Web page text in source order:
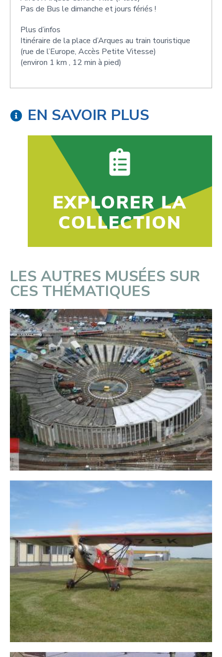
Pas de Bus le dimanche et jours fériés !
Plus d’infos
Itinéraire de la place d’Arques au train touristique
(rue de l’Europe, Accès Petite Vitesse)
(environ 1 km , 12 min à pied)
EN SAVOIR PLUS
LES AUTRES MUSÉES SUR
CES THÉMATIQUES